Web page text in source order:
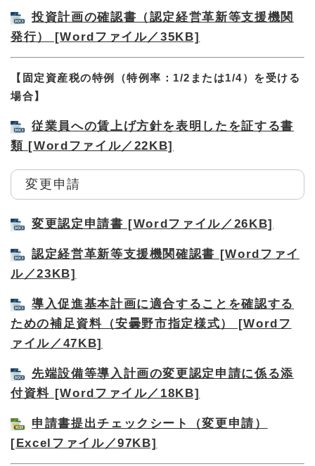
投資計画の確認書（認定経営革新等支援機関
発行） [Wordファイル／35KB]
【固定資産税の特例（特例率：1/2または1/4）を受ける
場合】
従業員への賃上げ方針を表明したを証する書
類 [Wordファイル／22KB]
変更申請
変更認定申請書 [Wordファイル／26KB]
認定経営革新等支援機関確認書 [Wordファイ
ル／23KB]
導入促進基本計画に適合することを確認する
ための補足資料（安曇野市指定様式） [Wordフ
ァイル／47KB]
先端設備等導入計画の変更認定申請に係る添
付資料 [Wordファイル／18KB]
申請書提出チェックシート（変更申請）
[Excelファイル／97KB]